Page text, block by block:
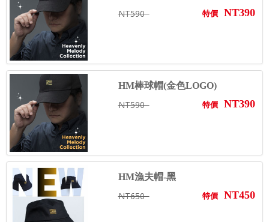
NT590 特價 NT390
HM棒球帽(金色LOGO)
NT590 特價 NT390
HM漁夫帽-黑
NT650 特價 NT450